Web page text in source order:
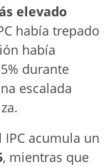
elevado
había trepado
había
durante
escalada
IPC acumula un
, mientras que